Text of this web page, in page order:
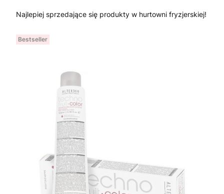
Najlepiej sprzedające się produkty w hurtowni fryzjerskiej!
Bestseller